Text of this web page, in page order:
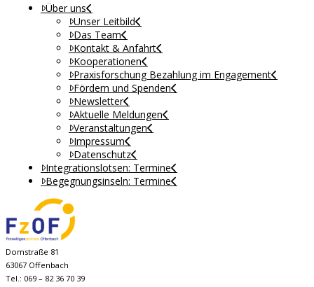
Über uns
Unser Leitbild
Das Team
Kontakt & Anfahrt
Kooperationen
Praxisforschung Bezahlung im Engagement
Fördern und Spenden
Newsletter
Aktuelle Meldungen
Veranstaltungen
Impressum
Datenschutz
Integrationslotsen: Termine
Begegnungsinseln: Termine
Domstraße 81
63067 Offenbach
Tel.: 069 – 82 36 70 39